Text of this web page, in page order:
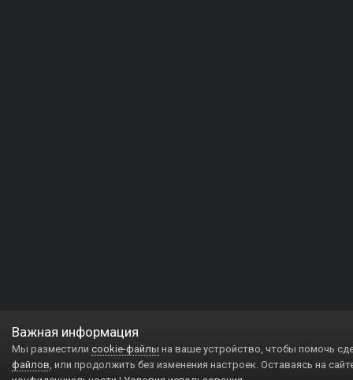
Важная информация
Мы разместили cookie-файлы на ваше устройство, чтобы помочь
файлов, или продолжить без изменения настроек. Оставаясь на